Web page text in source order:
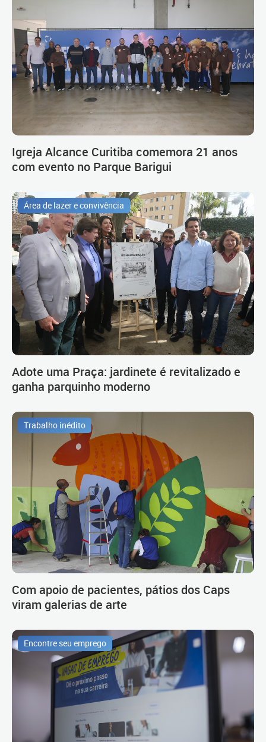
Igreja Alcance Curitiba comemora 21 anos
com evento no Parque Barigui
Área de lazer e convivência
Adote uma Praça: jardinete é revitalizado e
ganha parquinho moderno
Trabalho inédito
Com apoio de pacientes, pátios dos Caps
viram galerias de arte
Encontre seu emprego